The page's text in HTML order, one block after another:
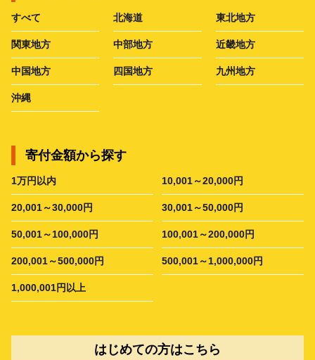
すべて 北海道 東北地方
関東地方 中部地方 近畿地方
中国地方 四国地方 九州地方
沖縄
寄付金額から探す
1万円以内 10,001～20,000円
20,001～30,000円 30,001～50,000円
50,001～100,000円 100,001～200,000円
200,001～500,000円 500,001～1,000,000円
1,000,001円以上
はじめての方はこちら